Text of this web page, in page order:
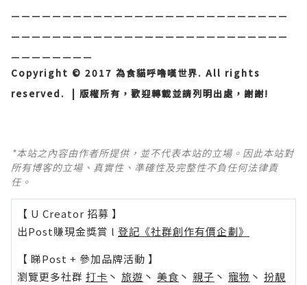
Copyright © 2017 為食貓呼嚕嘆世界. All rights
reserved. | 版權所有，歡迎轉載並請列明出處，謝謝!
*本站之內容由作者所提供，並不代表本站的立場。因此本站對
所有博客的立場、真實性、準確性及完整性不負任何法律責
任。
【 U Creator 招募 】
出Post賺現金獎賞 l 登記《社群創作有價企劃》
【 睇Post + 參加品牌活動 】
瀏覽更多社群 打卡 丶 旅遊 丶 美食 丶 親子 丶 寵物 丶 扮靚